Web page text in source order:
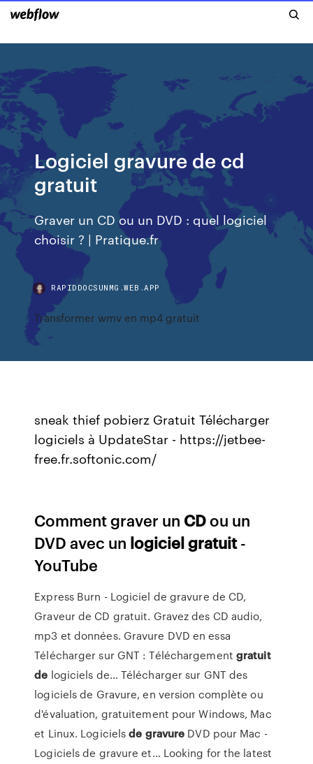
Logiciel gravure de cd
gratuit
Graver un CD ou un DVD : quel logiciel
choisir ? | Pratique.fr
RAPIDDOCSUNMG.WEB.APP
Transformer wmv en mp4 gratuit
sneak thief pobierz Gratuit Télécharger
logiciels à UpdateStar - https://jetbee-
free.fr.softonic.com/
Comment graver un CDou un
DVD avec un logicielgratuit-
YouTube
Express Burn - Logiciel de gravure de CD,
Graveur de CD gratuit. Gravez des CD audio,
mp3 et données. Gravure DVD en essa
Télécharger sur GNT : Téléchargement gratuit
de logiciels de… Télécharger sur GNT des
logiciels de Gravure, en version complète ou
d'évaluation, gratuitement pour Windows, Mac
et Linux. Logicielsde gravure DVD pour Mac -
Logiciels de gravure et… Looking for the latest